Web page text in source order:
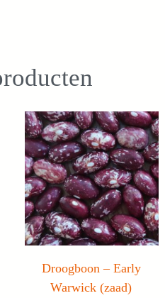
Droogboon – Early
Warwick (zaad)